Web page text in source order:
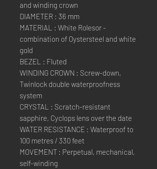
and winding crown
DIAMETER : 36 mm
MATERIAL : White Rolesor -
combination of Oystersteel and white
gold
BEZEL : Fluted
WINDING CROWN : Screw-down,
Twinlock double waterproofness
system
CRYSTAL : Scratch-resistant
sapphire, Cyclops lens over the date
WATER RESISTANCE : Waterproof to
100 metres / 330 feet
MOVEMENT : Perpetual, mechanical,
self-winding